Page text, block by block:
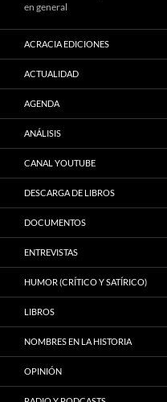
en general
ACRACIA EDICIONES
ACTUALIDAD
AGENDA
ANÁLISIS
CANAL YOUTUBE
DESCARGA DE LIBROS
DOCUMENTOS
ENTREVISTAS
HUMOR (CRÍTICO Y SATÍRICO)
LIBROS
NOMBRES EN LA HISTORIA
OPINIÓN